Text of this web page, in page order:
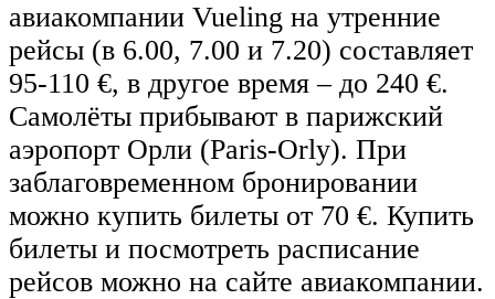
авиакомпании Vueling на утренние
рейсы (в 6.00, 7.00 и 7.20) составляет
95-110 €, в другое время – до 240 €.
Самолёты прибывают в парижский
аэропорт Орли (Paris-Orly). При
заблаговременном бронировании
можно купить билеты от 70 €. Купить
билеты и посмотреть расписание
рейсов можно на сайте авиакомпании.